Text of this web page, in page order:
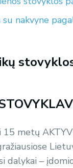
nakvyne
15 metų
dalykai –